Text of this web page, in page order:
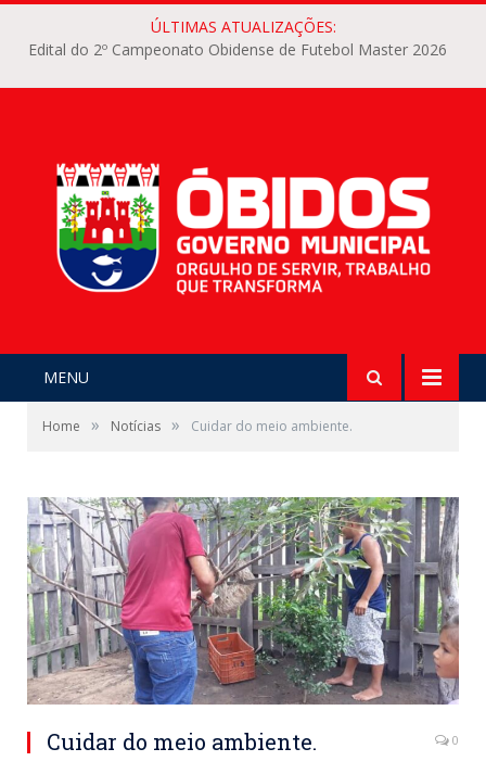
ÚLTIMAS ATUALIZAÇÕES:
Edital do 2º Campeonato Obidense de Futebol Master 2026
MENU
Home » Notícias » Cuidar do meio ambiente.
Cuidar do meio ambiente. 0